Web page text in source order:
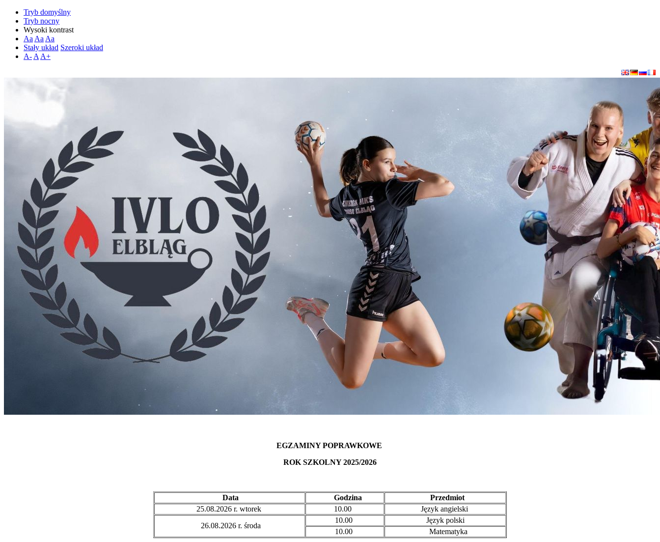
Tryb domyślny
Tryb nocny
Wysoki kontrast
Aa Aa Aa
Stały układ Szeroki układ
A- A A+
EGZAMINY POPRAWKOWE
ROK SZKOLNY 2025/2026
Data Godzina
Przedmiot
25.08.2026 r. wtorek
10.00
Język angielski
26.08.2026 r. środa
10.00
Język polski
10.00
Matematyka